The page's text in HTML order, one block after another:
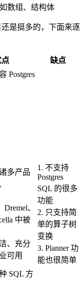
数组、结构体
是挺多的，下面来逐
点
缺点
Postgres
多产品
、
中被
、充分
可用
1. 不支持
Postgres
SQL 的很多
功能
2. 只支持简
单的算子树
变换
3. Planner 功
能也很简单
SQL 方